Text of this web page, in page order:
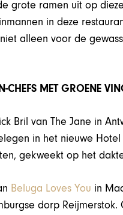
grote ramen uit op
in deze
alleen voor de
CHEFS MET GROENE
Bril van The Jane in
in het nieuwe Hotel
gekweekt op het
Beluga Loves You in
dorp